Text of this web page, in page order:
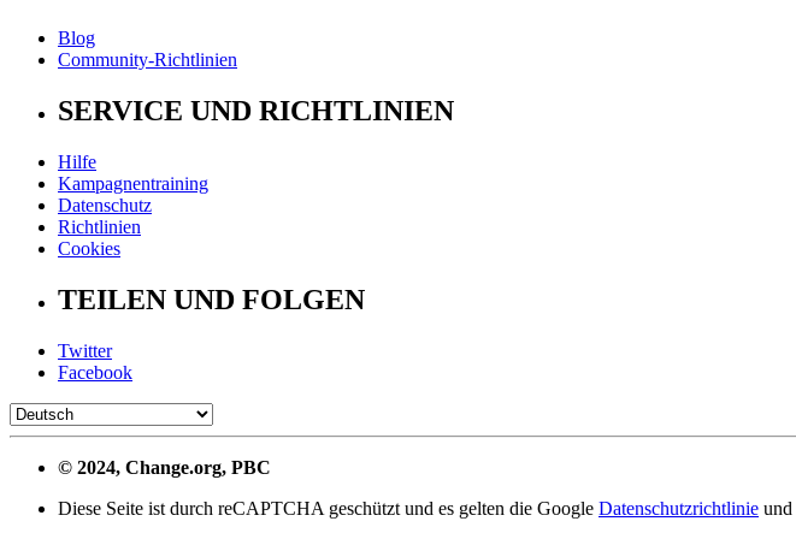
Blog
Community-Richtlinien
SERVICE UND RICHTLINIEN
Hilfe
Kampagnentraining
Datenschutz
Richtlinien
Cookies
TEILEN UND FOLGEN
Twitter
Facebook
© 2024, Change.org, PBC
Diese Seite ist durch reCAPTCHA geschützt und es gelten die Google Datenschutzrichtlinie und